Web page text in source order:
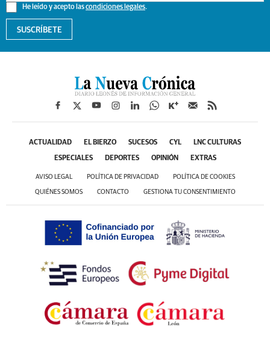
He leído y acepto lascondiciones legales.
SUSCRÍBETE
ACTUALIDAD EL BIERZO SUCESOS CYL LNC CULTURAS
ESPECIALES DEPORTES OPINIÓN EXTRAS
AVISO LEGAL POLÍTICA DE PRIVACIDAD POLÍTICA DE COOKIES
QUIÉNES SOMOS CONTACTO GESTIONA TU CONSENTIMIENTO